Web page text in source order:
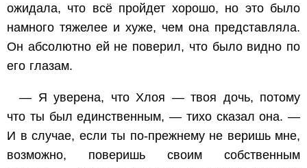
ожидала, что всё пройдет хорошо, но это было
намного тяжелее и хуже, чем она представляла.
Он абсолютно ей не поверил, что было видно по
его глазам.
— Я уверена, что Хлоя — твоя дочь, потому
что ты был единственным, — тихо сказал она. —
И в случае, если ты по-прежнему не веришь мне,
возможно, поверишь своим собственным